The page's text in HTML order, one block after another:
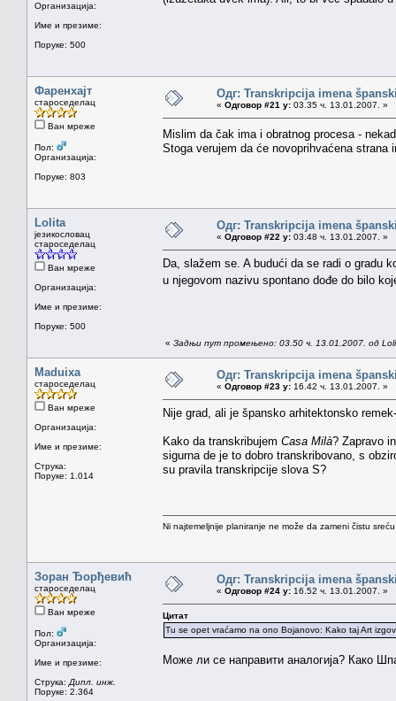
Организација:
Име и презиме:
Поруке: 500
Фаренхајт
староседелац
Ван мреже
Пол:
Организација:
Поруке: 803
Одг: Transkripcija imena
« Одговор #21 у: 03.35 ч. 13.01.2007. »
Mislim da čak ima i obratnog procesa -
Stoga verujem da će novoprihvaćena
Lolita
језикословац
староседелац
Ван мреже
Организација:
Име и презиме:
Поруке: 500
Одг: Transkripcija imena
« Одговор #22 у: 03.48 ч. 13.01.2007. »
Da, slažem se. A budući da se radi o gradu
u njegovom nazivu spontano dođe do bilo
« Задњи пут промењено: 03.50 ч. 13.01.2007. од
Maduixa
староседелац
Ван мреже
Организација:
Име и презиме:
Струка:
Поруке: 1.014
Одг: Transkripcija imena
« Одговор #23 у: 16.42 ч. 13.01.2007. »
Nije grad, ali je špansko arhitektonsko
Kako da transkribujem Casa Milà? Zapravo
sigurna de je to dobro transkribovano, s
su pravila transkripcije slova S?
Ni najtemeljnije planiranje ne može da zameni čistu
Зоран Ђорђевић
староседелац
Ван мреже
Пол:
Организација:
Име и презиме:
Струка: Дипл. инж.
Поруке: 2.364
Одг: Transkripcija imena
« Одговор #24 у: 16.52 ч. 13.01.2007. »
Цитат
Tu se opet vraćamo na ono Bojanovo: Kako taj Art
Може ли се направити аналогија? Како